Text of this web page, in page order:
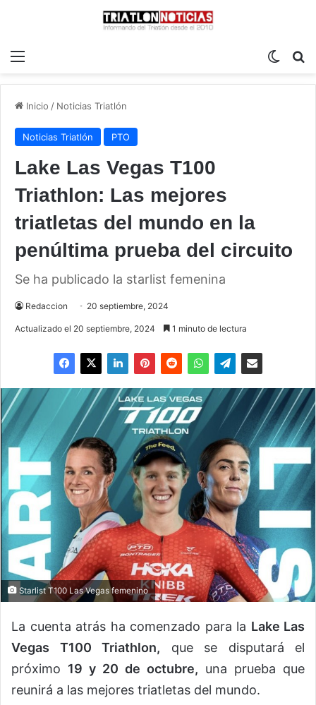
Inicio / Noticias Triatlón
Noticias Triatlón PTO
Lake Las Vegas T100
Triathlon: Las mejores
triatletas del mundo en la
penúltima prueba del circuito
Se ha publicado la starlist femenina
Redaccion 20 septiembre, 2024
Actualizado el 20 septiembre, 2024 1 minuto de lectura
Starlist T100 Las Vegas femenino
La cuenta atrás ha comenzado para la Lake Las
Vegas T100 Triathlon, que se disputará el
próximo 19 y 20 de octubre, una prueba que
reunirá a las mejores triatletas del mundo.